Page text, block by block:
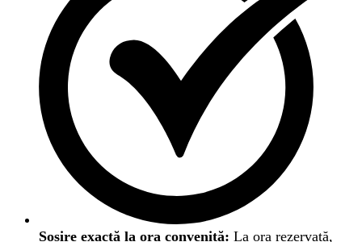
Sosire exactă la ora convenită: La ora rezervată,